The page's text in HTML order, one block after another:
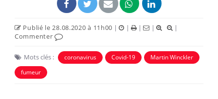
Publié le 28.08.2020 à 11h00 | | | |
|
Commenter
Mots clés : coronavirus Covid-19
Martin Winckler
fumeur